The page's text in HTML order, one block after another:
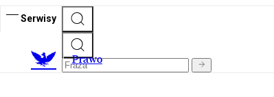
Serwisy
Prawo